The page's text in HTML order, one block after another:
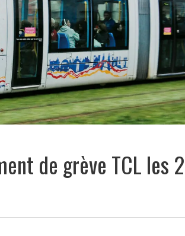
de grève TCL les